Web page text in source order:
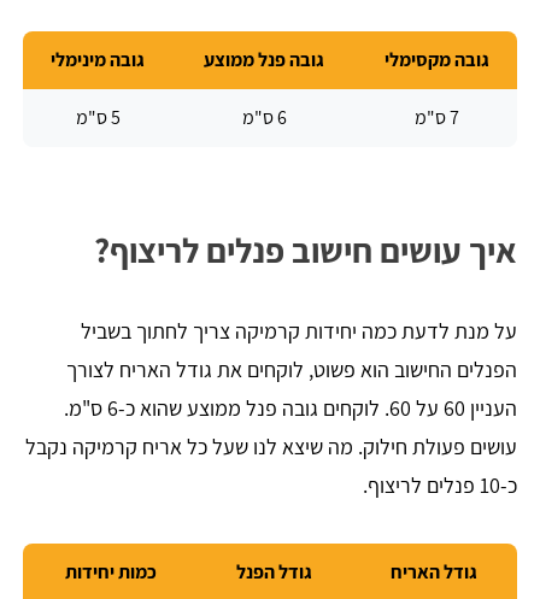
גובה מקסימלי גובה פנל ממוצע גובה מינימלי
7 ס"מ 6 ס"מ 5 ס"מ
איך עושים חישוב פנלים לריצוף?
על מנת לדעת כמה יחידות קרמיקה צריך לחתוך בשביל
הפנלים החישוב הוא פשוט, לוקחים את גודל האריח לצורך
העניין 60 על 60. לוקחים גובה פנל ממוצע שהוא כ-6 ס"מ.
עושים פעולת חילוק. מה שיצא לנו שעל כל אריח קרמיקה נקבל
כ-10 פנלים לריצוף.
גודל האריח גודל הפנל כמות יחידות